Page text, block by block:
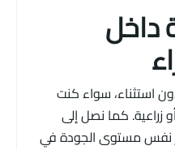
داخل
استثناء، سواء كنت
كما نصل إلى
نفس مستوى الجودة في